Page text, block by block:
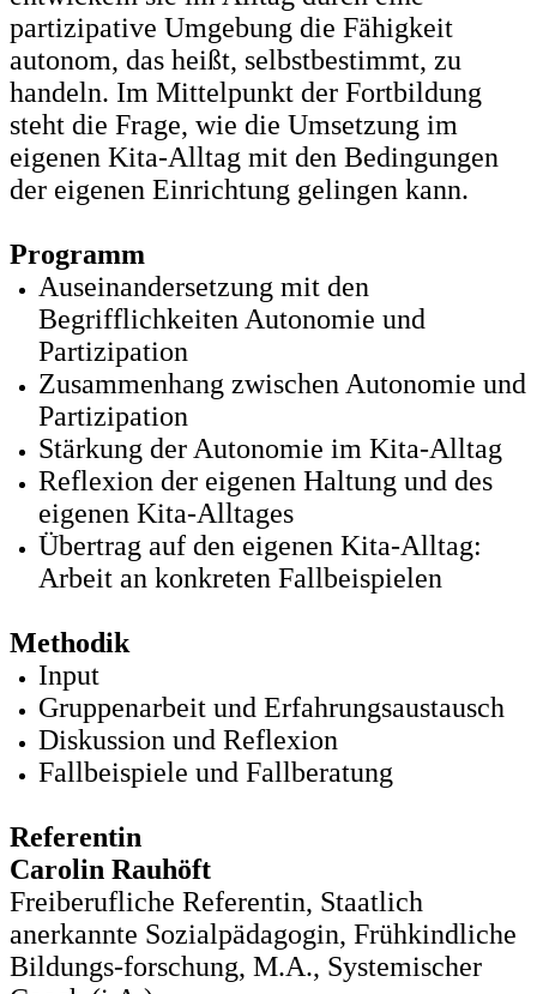
partizipative Umgebung die Fähigkeit
autonom, das heißt, selbstbestimmt, zu
handeln. Im Mittelpunkt der Fortbildung
steht die Frage, wie die Umsetzung im
eigenen Kita-Alltag mit den Bedingungen
der eigenen Einrichtung gelingen kann.
Programm
Auseinandersetzung mit den
Begrifflichkeiten Autonomie und
Partizipation
Zusammenhang zwischen Autonomie und
Partizipation
Stärkung der Autonomie im Kita-Alltag
Reflexion der eigenen Haltung und des
eigenen Kita-Alltages
Übertrag auf den eigenen Kita-Alltag:
Arbeit an konkreten Fallbeispielen
Methodik
Input
Gruppenarbeit und Erfahrungsaustausch
Diskussion und Reflexion
Fallbeispiele und Fallberatung
Referentin
Carolin Rauhöft
Freiberufliche Referentin, Staatlich
anerkannte Sozialpädagogin, Frühkindliche
Bildungs-forschung, M.A., Systemischer